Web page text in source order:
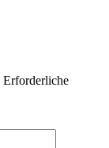
Erforderliche